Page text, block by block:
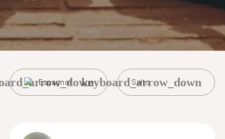
Espagnol Salto
keyboard_arrow_down